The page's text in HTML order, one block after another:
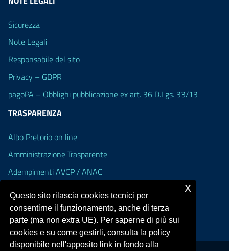
Sicurezza
Note Legali
Responsabile del sito
Privacy – GDPR
pagoPA – Obblighi pubblicazione ex art. 36 D.Lgs. 33/13
TRASPARENZA
Albo Pretorio on line
Amministrazione Trasparente
Adempimenti AVCP / ANAC
Dichiarazione di accessibilità
Questo sito rilascia cookies tecnici per
consentirne il funzionamento, anche di terza
parte (ma non extra UE). Per saperne di più sui
cookies e su come gestirli, consulta la policy
disponibile nell'apposito link in fondo alla
x